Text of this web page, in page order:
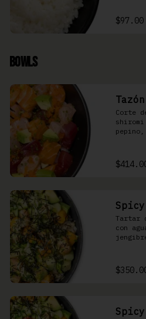
$97.00
Bowls
Corte
shiromi
Tartar
con
shari